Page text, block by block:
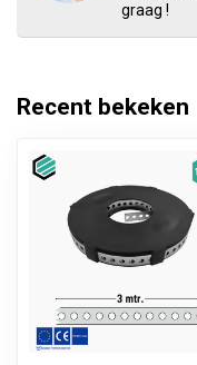
graag !
Recent bekeken